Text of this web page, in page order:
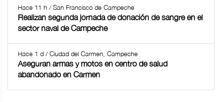
Hace 11 h / San Francisco de Campeche
Realizan segunda jornada de donación de sangre en el
sector naval de Campeche
Hace 1 d / Ciudad del Carmen, Campeche
Aseguran armas y motos en centro de salud
abandonado en Carmen